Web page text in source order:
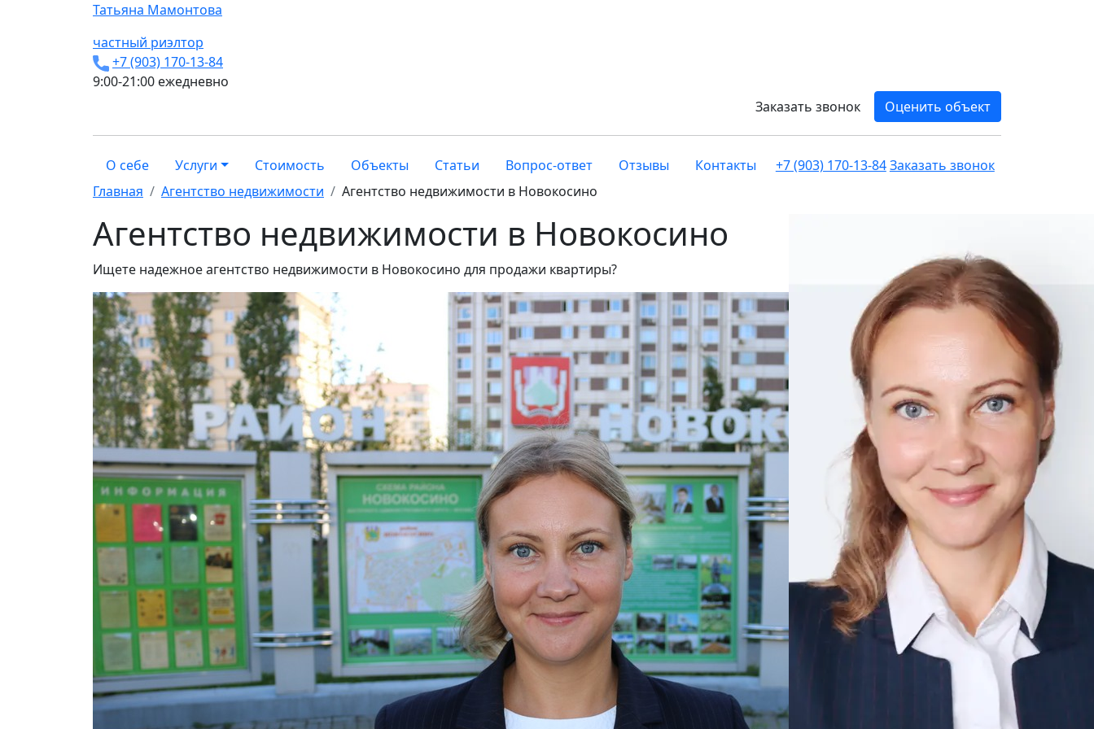
Татьяна Мамонтова
частный риэлтор
+7 (903) 170-13-84
9:00-21:00 ежедневно
Заказать звонок
Оценить объект
О себе Услуги Стоимость Объекты Статьи Вопрос-ответ Отзывы Контакты +7 (903) 170-13-84Заказать звонок
Главная
Агентство недвижимости Агентство недвижимости в Новокосино
Агентство недвижимости в Новокосино
Ищете надежное агентство недвижимости в Новокосино для продажи квартиры?